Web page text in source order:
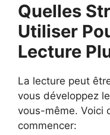
Quelles
Utiliser
Lecture
La lecture peut
vous développez
vous-même. Voici
commencer: